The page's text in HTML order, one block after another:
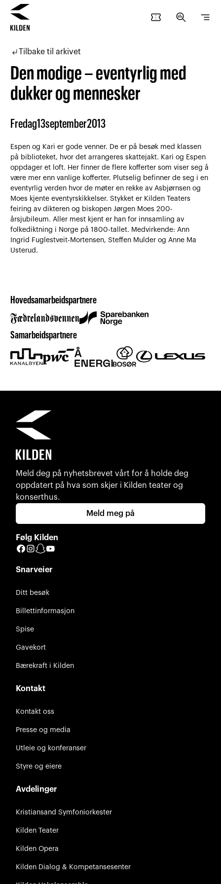
confirmation_number search_insights segment
subdirectory_arrow_leftTilbake til arkivet
Den modige – eventyrlig med
dukker og mennesker
Fredag13september2013
Espen og Kari er gode venner. De er på besøk med klassen
på biblioteket, hvor det arrangeres skattejakt. Kari og Espen
oppdager et loft. Her finner de flere kofferter som viser seg å
være mer enn vanlige kofferter. Plutselig befinner de seg i en
eventyrlig verden hvor de møter en rekke av Asbjørnsen og
Moes kjente eventyrskikkelser. Stykket er Kilden Teaters
feiring av dikteren og biskopen Jørgen Moes 200-
årsjubileum. Aller mest kjent er han for innsamling av
folkediktning i Norge på 1800-tallet. Medvirkende: Ann
Ingrid Fuglestveit-Mortensen, Steffen Mulder og Anne Ma
Usterud.
Hovedsamarbeidspartnere
Samarbeidspartnere
Meld deg på nyhetsbrevet vårt for å holde deg
oppdatert på hva som skjer i Kilden teater og
konserthus.
Meld meg på
Følg Kilden
Facebook
Instagram
Snapchat
Snarveier
Ditt besøk
Billettinformasjon
Spise
Gavekort
Bærekraft i Kilden
Kontakt
Kontakt oss
Presse og media
Utleie og konferanser
Styre og eiere
Avdelinger
Kristiansand Symfoniorkester
Kilden Teater
Kilden Opera
Kilden Dialog & Kompetansesenter